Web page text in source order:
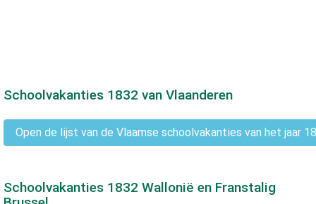
Schoolvakanties 1832 van Vlaanderen
Open de lijst van de Vlaamse schoolvakanties van het jaar
Schoolvakanties 1832 Wallonië en Franstalig